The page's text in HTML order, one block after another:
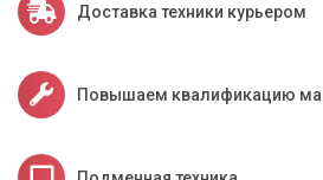
Доставка техники курьером
Повышаем квалификацию